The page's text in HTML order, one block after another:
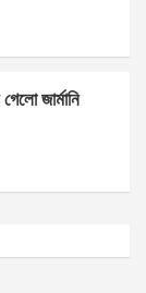
জার্মানি